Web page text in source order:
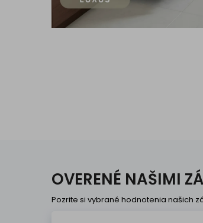
OVERENÉ NAŠIMI
Pozrite si vybrané hodnotenia našich